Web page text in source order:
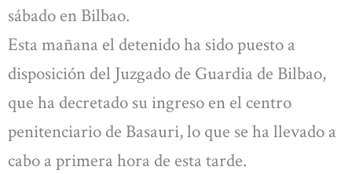
sábado en Bilbao.
Esta mañana el detenido ha sido puesto a
disposición del Juzgado de Guardia de Bilbao,
que ha decretado su ingreso en el centro
penitenciario de Basauri, lo que se ha llevado a
cabo a primera hora de esta tarde.